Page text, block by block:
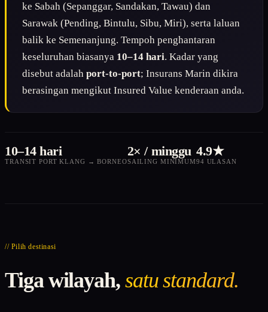
ke Sabah (Sepanggar, Sandakan, Tawau) dan
Sarawak (Pending, Bintulu, Sibu, Miri), serta laluan
balik ke Semenanjung. Tempoh penghantaran
keseluruhan biasanya 10–14 hari. Kadar yang
disebut adalah port-to-port; Insurans Marin dikira
berasingan mengikut Insured Value kenderaan anda.
10–14 hari
TRANSIT PORT KLANG → BORNEO
2× / minggu
SAILING MINIMUM
4.9★
94 ULASAN
// Pilih destinasi
Tiga wilayah, satu standard.